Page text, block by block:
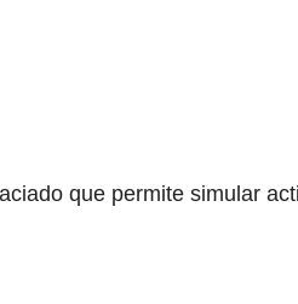
que permite simular